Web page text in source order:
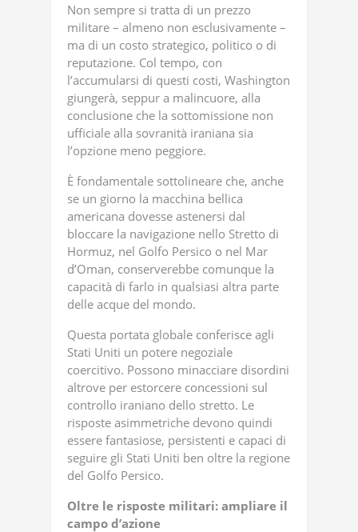
Non sempre si tratta di un prezzo
militare – almeno non esclusivamente –
ma di un costo strategico, politico o di
reputazione. Col tempo, con
l’accumularsi di questi costi, Washington
giungerà, seppur a malincuore, alla
conclusione che la sottomissione non
ufficiale alla sovranità iraniana sia
l’opzione meno peggiore.
È fondamentale sottolineare che, anche
se un giorno la macchina bellica
americana dovesse astenersi dal
bloccare la navigazione nello Stretto di
Hormuz, nel Golfo Persico o nel Mar
d’Oman, conserverebbe comunque la
capacità di farlo in qualsiasi altra parte
delle acque del mondo.
Questa portata globale conferisce agli
Stati Uniti un potere negoziale
coercitivo. Possono minacciare disordini
altrove per estorcere concessioni sul
controllo iraniano dello stretto. Le
risposte asimmetriche devono quindi
essere fantasiose, persistenti e capaci di
seguire gli Stati Uniti ben oltre la regione
del Golfo Persico.
Oltre le risposte militari: ampliare il
campo d’azione